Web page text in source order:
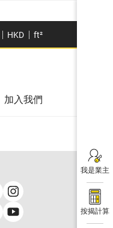
HKD ft²
我是業主
按揭計算
加入我們